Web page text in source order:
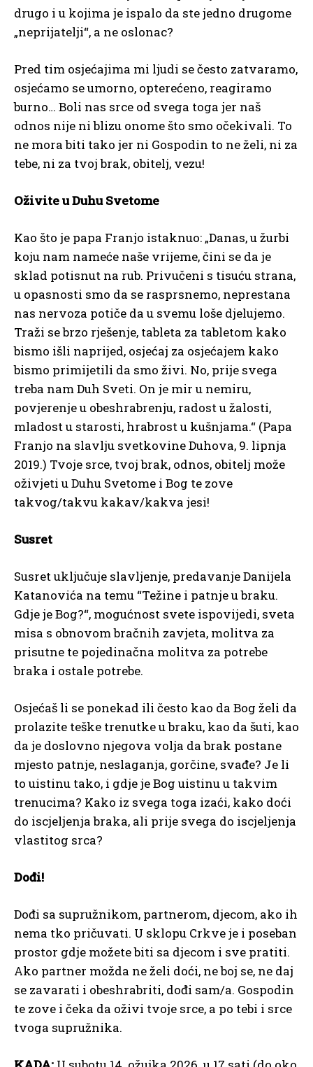
drugo i u kojima je ispalo da ste jedno drugome
„neprijatelji“, a ne oslonac?
Pred tim osjećajima mi ljudi se često zatvaramo,
osjećamo se umorno, opterećeno, reagiramo
burno… Boli nas srce od svega toga jer naš
odnos nije ni blizu onome što smo očekivali. To
ne mora biti tako jer ni Gospodin to ne želi, ni za
tebe, ni za tvoj brak, obitelj, vezu!
Oživite u Duhu Svetome
Kao što je papa Franjo istaknuo: „Danas, u žurbi
koju nam nameće naše vrijeme, čini se da je
sklad potisnut na rub. Privučeni s tisuću strana,
u opasnosti smo da se rasprsnemo, neprestana
nas nervoza potiče da u svemu loše djelujemo.
Traži se brzo rješenje, tableta za tabletom kako
bismo išli naprijed, osjećaj za osjećajem kako
bismo primijetili da smo živi. No, prije svega
treba nam Duh Sveti. On je mir u nemiru,
povjerenje u obeshrabrenju, radost u žalosti,
mladost u starosti, hrabrost u kušnjama.“ (Papa
Franjo na slavlju svetkovine Duhova, 9. lipnja
2019.) Tvoje srce, tvoj brak, odnos, obitelj može
oživjeti u Duhu Svetome i Bog te zove
takvog/takvu kakav/kakva jesi!
Susret
Susret uključuje slavljenje, predavanje Danijela
Katanovića na temu “Težine i patnje u braku.
Gdje je Bog?“, mogućnost svete ispovijedi, sveta
misa s obnovom bračnih zavjeta, molitva za
prisutne te pojedinačna molitva za potrebe
braka i ostale potrebe.
Osjećaš li se ponekad ili često kao da Bog želi da
prolazite teške trenutke u braku, kao da šuti, kao
da je doslovno njegova volja da brak postane
mjesto patnje, neslaganja, gorčine, svađe? Je li
to uistinu tako, i gdje je Bog uistinu u takvim
trenucima? Kako iz svega toga izaći, kako doći
do iscjeljenja braka, ali prije svega do iscjeljenja
vlastitog srca?
Dođi!
Dođi sa supružnikom, partnerom, djecom, ako ih
nema tko pričuvati. U sklopu Crkve je i poseban
prostor gdje možete biti sa djecom i sve pratiti.
Ako partner možda ne želi doći, ne boj se, ne daj
se zavarati i obeshrabriti, dođi sam/a. Gospodin
te zove i čeka da oživi tvoje srce, a po tebi i srce
tvoga supružnika.